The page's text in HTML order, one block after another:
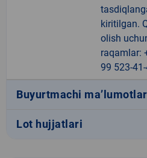
kiritilgan.
olish
raqamlar:
99 523-
Buyurtmachi
Lot hujjatlari